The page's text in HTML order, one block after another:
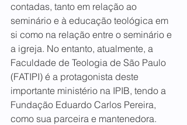
contadas, tanto em relação ao
seminário e à educação teológica em
si como na relação entre o seminário e
a igreja. No entanto, atualmente, a
Faculdade de Teologia de São Paulo
(FATIPI) é a protagonista deste
importante ministério na IPIB, tendo a
Fundação Eduardo Carlos Pereira,
como sua parceira e mantenedora.